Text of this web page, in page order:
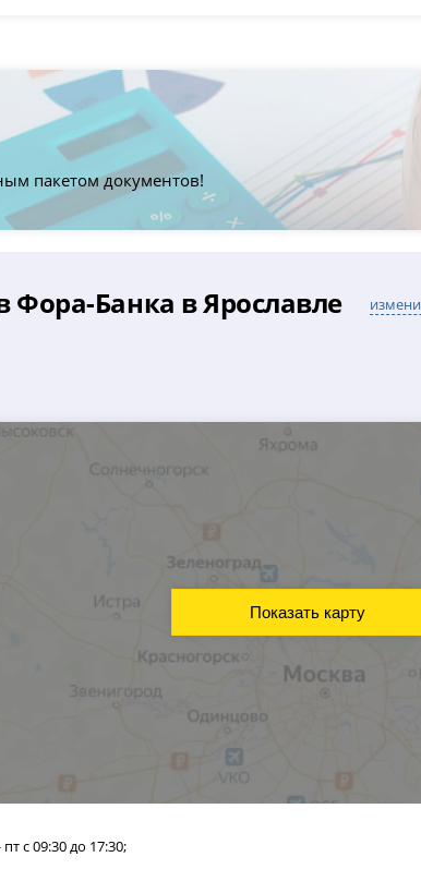
пакетом документов!
Фора-Банка в Ярославле
пт с 09:30 до 17:30;
Показать карту